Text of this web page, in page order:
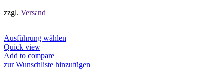
zzgl. Versand
Ausführung wählen
mehrere
Quick view
Add to compare
zur Wunschliste hinzufügen